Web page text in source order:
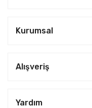
Kurumsal
Alışveriş
Yardım